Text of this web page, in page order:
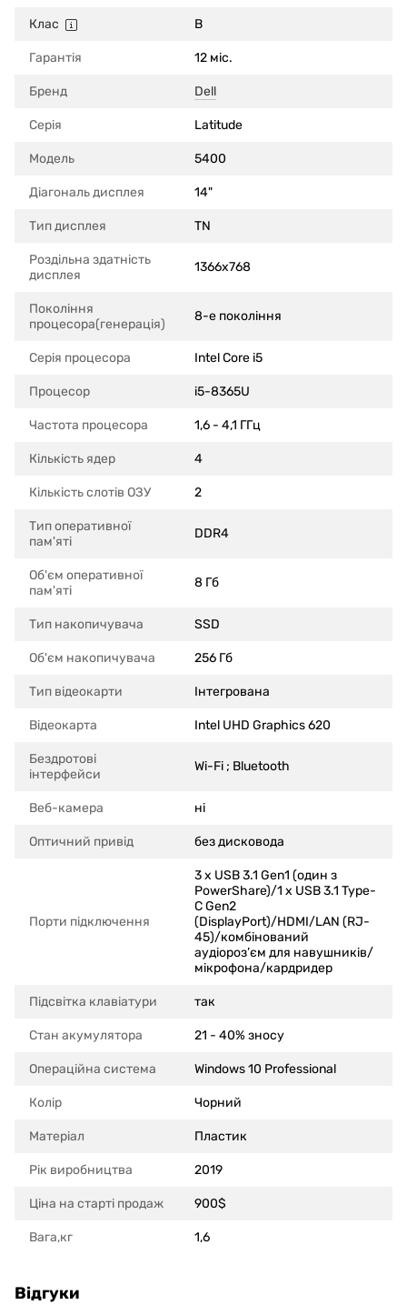
Клас B
Гарантія 12 міс.
Бренд Dell
Серія Latitude
Модель 5400
Діагональ дисплея 14"
Тип дисплея TN
Роздільна здатність
дисплея
1366x768
Покоління
процесора(генерація)
8-е покоління
Серія процесора Intel Core i5
Процесор i5-8365U
Частота процесора 1,6 - 4,1 ГГц
Кількість ядер 4
Кількість слотів ОЗУ 2
Тип оперативної
пам'яті
DDR4
Об'єм оперативної
пам'яті
8 Гб
Тип накопичувача SSD
Об'єм накопичувача 256 Гб
Тип відеокарти Інтегрована
Відеокарта Intel UHD Graphics 620
Бездротові
інтерфейси
Wi-Fi ; Bluetooth
Веб-камера ні
Оптичний привід без дисковода
Порти підключення
3 x USB 3.1 Gen1 (один з
PowerShare)/1 x USB 3.1 Type-
C Gen2
(DisplayPort)/HDMI/LAN (RJ-
45)/комбінований
аудіороз’єм для навушників/
мікрофона/кардридер
Підсвітка клавіатури так
Стан акумулятора 21 - 40% зносу
Операційна система Windows 10 Professional
Колір Чорний
Матеріал Пластик
Рік виробництва 2019
Ціна на старті продаж 900$
Вага,кг 1,6
Відгуки